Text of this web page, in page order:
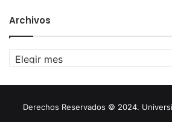
Archivos
Archivos
Derechos Reservados © 2024.